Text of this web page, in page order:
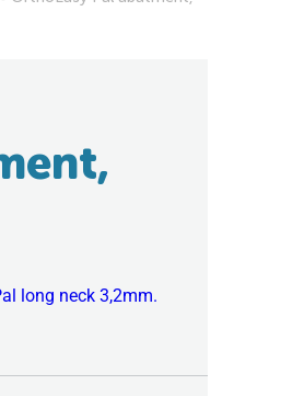
long neck 3,2mm.